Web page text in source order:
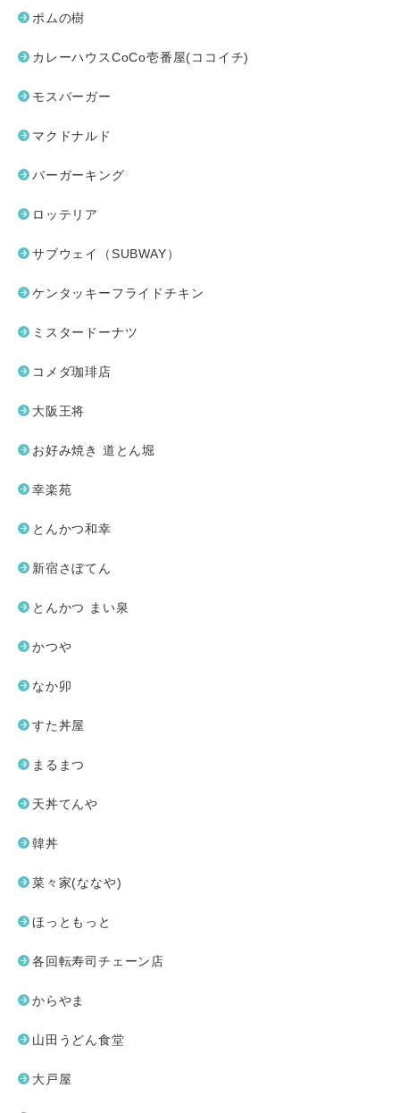
ポムの樹
カレーハウスCoCo壱番屋(ココイチ)
モスバーガー
マクドナルド
バーガーキング
ロッテリア
サブウェイ（SUBWAY）
ケンタッキーフライドチキン
ミスタードーナツ
コメダ珈琲店
大阪王将
お好み焼き 道とん堀
幸楽苑
とんかつ和幸
新宿さぼてん
とんかつ まい泉
かつや
なか卯
すた丼屋
まるまつ
天丼てんや
韓丼
菜々家(ななや)
ほっともっと
各回転寿司チェーン店
からやま
山田うどん食堂
大戸屋